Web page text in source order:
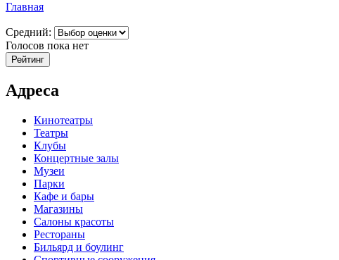
Главная
Средний:
Голосов пока нет
Адреса
Кинотеатры
Театры
Клубы
Концертные залы
Музеи
Парки
Кафе и бары
Магазины
Салоны красоты
Рестораны
Бильярд и боулинг